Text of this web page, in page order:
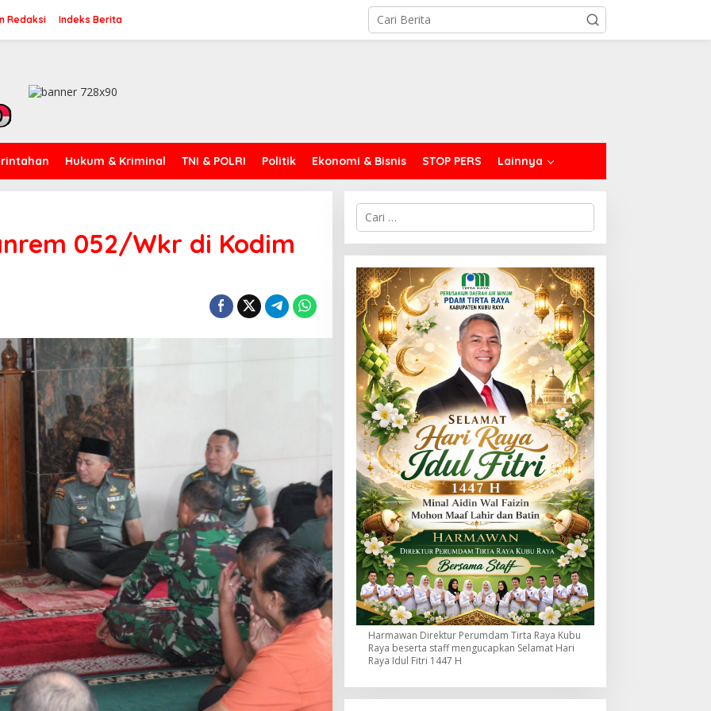
Redaksi Indeks Berita
Hukum & Kriminal TNI & POLRI Politik Ekonomi & Bisnis STOP PERS Lainnya
052/Wkr di Kodim
C
i
u
n
t
u
k
:
Harmawan Direktur Perumdam Tirta Raya Kubu
Raya beserta staff mengucapkan Selamat Hari
Raya Idul Fitri 1447 H